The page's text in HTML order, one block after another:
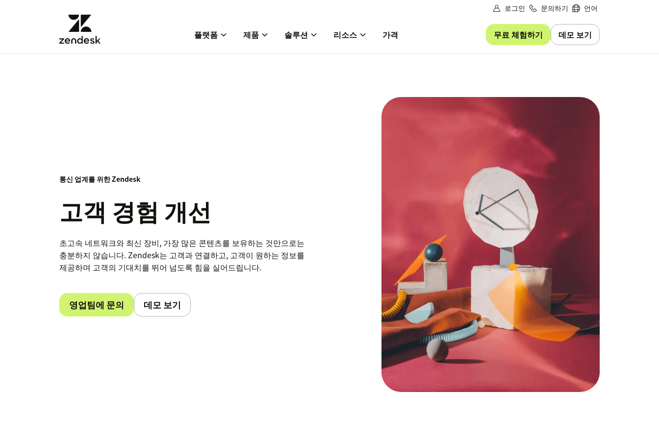
로그인 문의하기 언어
플랫폼 제품 솔루션 리소스 가격 무료 체험하기 데모 보기
통신 업계를 위한 Zendesk
고객 경험 개선
초고속 네트워크와 최신 장비, 가장 많은 콘텐츠를 보유하는 것만으로는
충분하지 않습니다. Zendesk는 고객과 연결하고, 고객이 원하는 정보를
제공하며 고객의 기대치를 뛰어 넘도록 힘을 실어드립니다.
영업팀에 문의 데모 보기